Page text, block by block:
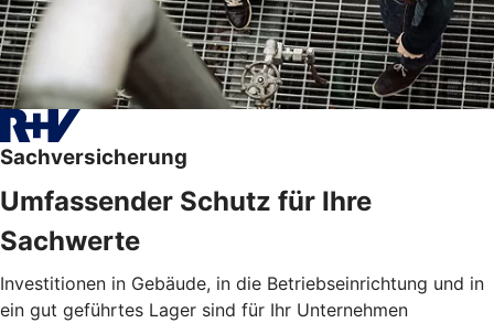
Sachversicherung
Umfassender Schutz für Ihre
Sachwerte
Investitionen in Gebäude, in die Betriebseinrichtung und in
ein gut geführtes Lager sind für Ihr Unternehmen